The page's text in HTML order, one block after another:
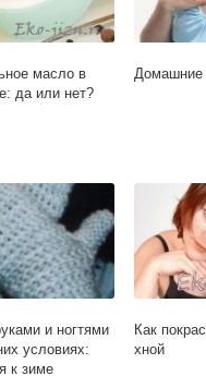
масло в
да или нет?
Домашние
и ногтями
условиях:
к зиме
Как
хной